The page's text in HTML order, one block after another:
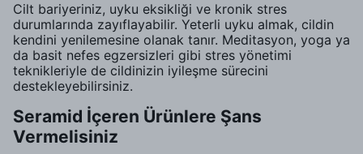
Cilt bariyeriniz, uyku eksikliği ve kronik stres
durumlarında zayıflayabilir. Yeterli uyku almak, cildin
kendini yenilemesine olanak tanır. Meditasyon, yoga ya
da basit nefes egzersizleri gibi stres yönetimi
teknikleriyle de cildinizin iyileşme sürecini
destekleyebilirsiniz.
Seramid İçeren Ürünlere Şans
Vermelisiniz